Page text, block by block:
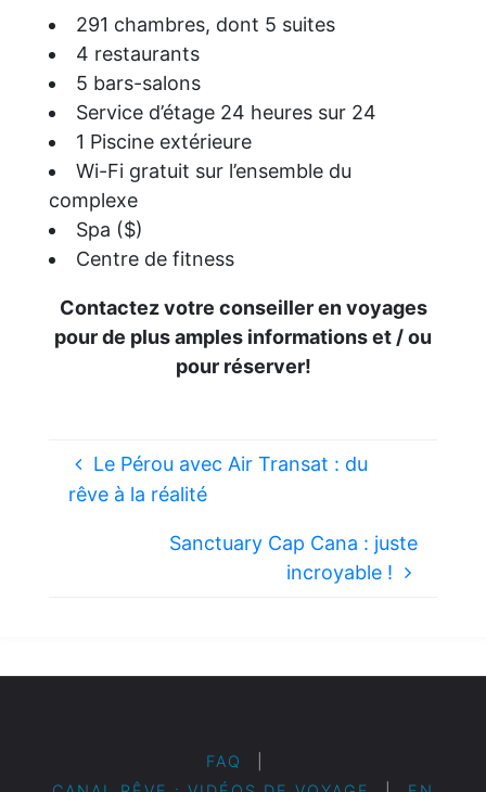
291 chambres, dont 5 suites
4 restaurants
5 bars-salons
Service d’étage 24 heures sur 24
1 Piscine extérieure
Wi-Fi gratuit sur l’ensemble du
complexe
Spa ($)
Centre de fitness
Contactez votre conseiller en voyages
pour de plus amples informations et / ou
pour réserver!
Le Pérou avec Air Transat : du
rêve à la réalité
Sanctuary Cap Cana : juste
incroyable !
FAQ